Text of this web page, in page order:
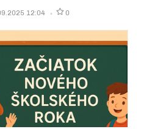
12:04 0